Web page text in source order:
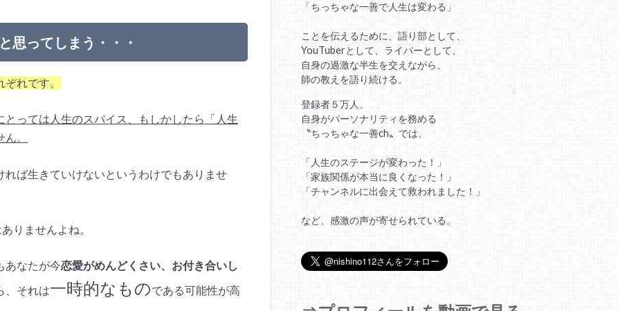
思ってしまう・・・
れです。
っては人生のスパイス、もしかしたら「人生
。
ば生きていけないというわけでもありませ
りませんよね。
あなたが今恋愛がめんどくさい、お付き合いし
、それは一時的なものである可能性が高
「ちっちゃな一善で人生は変わる」
ことを伝えるために、語り部として、
YouTuberとして、ライバーとして、
自身の過激な半生を交えながら、
師の教えを語り続ける。
登録者５万人、
自身がパーソナリティを務める
〝ちっちゃな一善ch〟では、
「人生のステージが変わった！」
「家族関係が本当に良くなった！」
「チャンネルに出会えて救われました！」
など、感激の声が寄せられている。